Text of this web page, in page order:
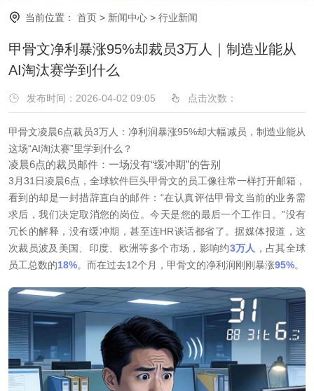
当前位置： 首页 > 新闻中心 > 行业新闻
甲骨文净利暴涨95%却裁员3万人｜制造业能从
AI淘汰赛学到什么
发布时间：2026-04-02 09:05 点击次数：
甲骨文凌晨6点裁员3万人：净利润暴涨95%却大幅减员，制造业能从
这场“AI淘汰赛”里学到什么？
凌晨6点的裁员邮件：一场没有“缓冲期”的告别
3月31日凌晨6点，全球软件巨头甲骨文的员工像往常一样打开邮箱，
看到的却是一封措辞直白的邮件：“在认真评估甲骨文当前的业务需
求后，我们决定取消您的岗位。今天是您的最后一个工作日。”没有
冗长的解释，没有缓冲期，甚至连HR谈话都省了。据媒体报道，这
次裁员波及美国、印度、欧洲等多个市场，影响约3万人 ，占其全球
员工总数的18%。而在过去12个月，甲骨文的净利润刚刚暴涨95%。